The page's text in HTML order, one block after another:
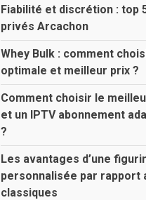
Fiabilité et discrétion : top
privés Arcachon
Whey Bulk : comment
optimale et meilleur prix ?
Comment choisir le
et un IPTV abonnement
?
Les avantages d’une
personnalisée par rapport
classiques